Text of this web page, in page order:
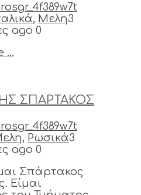
, Μελη3
ago 0
...
ΣΠΑΡΤΑΚΟΣ
, Ρωσικά3
ago 0
Σπάρτακος
Είμαι